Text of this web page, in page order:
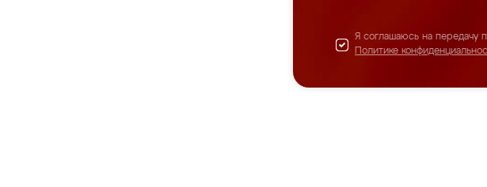
Я соглашаюсь на передачу
Политике